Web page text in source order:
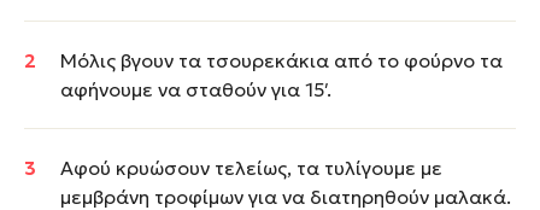
Μόλις βγουν τα τσουρεκάκια από το φούρνο τα
αφήνουμε να σταθούν για 15′.
Αφού κρυώσουν τελείως, τα τυλίγουμε με
μεμβράνη τροφίμων για να διατηρηθούν μαλακά.